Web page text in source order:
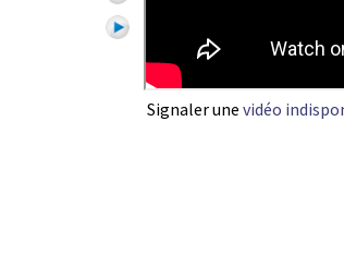
Signaler une vidéo